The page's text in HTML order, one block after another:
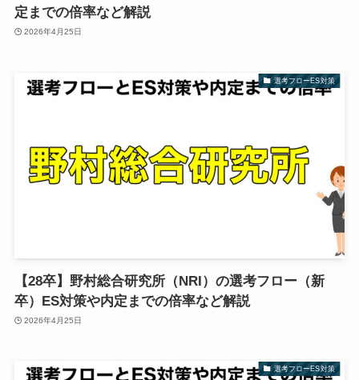
定までの倍率など解説
2026年4月25日
選考フローES対策
【28卒】野村総合研究所（NRI）の選考フロー（新
卒）ES対策や内定までの倍率など解説
2026年4月25日
選考フローES対策